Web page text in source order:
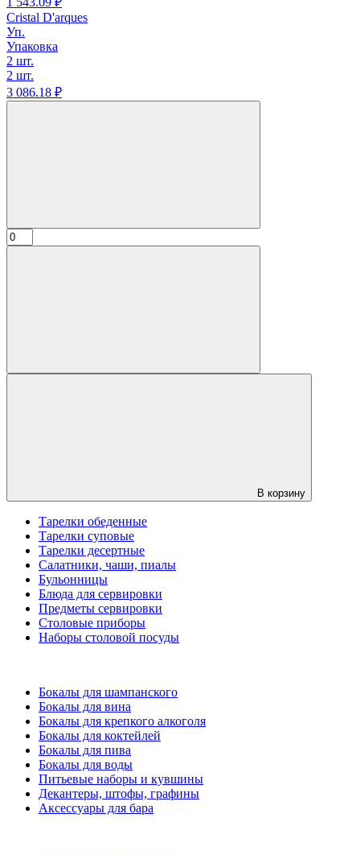
Cristal D'arques
Уп.
Упаковка
2 шт.
2 шт.
3 086.18 ₽
В корзину
Тарелки обеденные
Тарелки суповые
Тарелки десертные
Салатники, чаши, пиалы
Бульонницы
Блюда для сервировки
Предметы сервировки
Столовые приборы
Наборы столовой посуды
Бокалы для шампанского
Бокалы для вина
Бокалы для крепкого алкоголя
Бокалы для коктейлей
Бокалы для пива
Бокалы для воды
Питьевые наборы и кувшины
Декантеры, штофы, графины
Аксессуары для бара